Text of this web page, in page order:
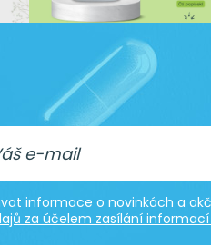
informace o novinkách a
za účelem zasílání